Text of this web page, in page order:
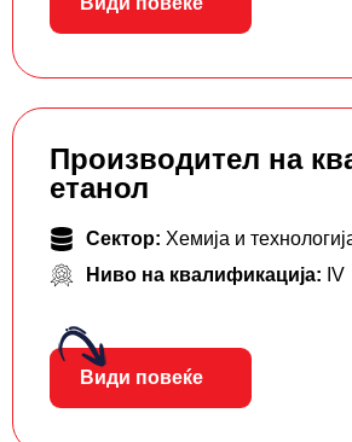
Производител на
етанол
Сектор: Хемија и
Ниво на квалификација: IV
Види повеќе